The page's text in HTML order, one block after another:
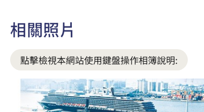
相關照片
點擊檢視本網站使用鍵盤操作相簿說明: